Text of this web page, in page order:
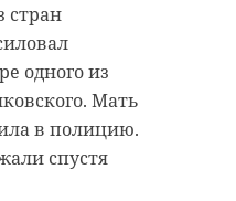
стран
одного из
Мать
в полицию.
спустя